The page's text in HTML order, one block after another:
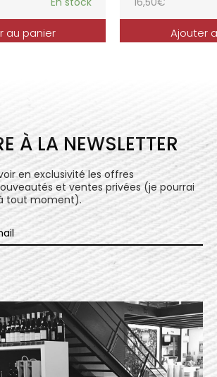
au panier Ajouter
À LA NEWSLETTER
en exclusivité les offres
et ventes privées (je pourrai
tout moment).